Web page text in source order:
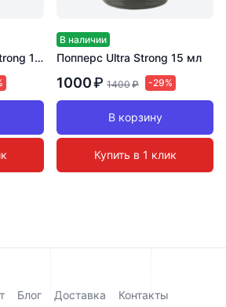
Попперс Kink Extra Strong 15 мл
В наличии
Попперс Ultra Strong 15 мл
1000₽ 1400₽ -29%
В корзину
Купить в 1 клик
Блог Доставка Контакты